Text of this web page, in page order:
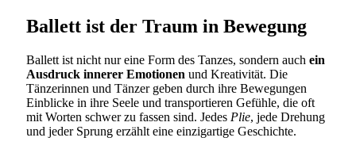
Ballett ist der Traum in Bewegung
Ballett ist nicht nur eine Form des Tanzes, sondern auch ein
Ausdruck innerer Emotionen und Kreativität. Die
Tänzerinnen und Tänzer geben durch ihre Bewegungen
Einblicke in ihre Seele und transportieren Gefühle, die oft
mit Worten schwer zu fassen sind. Jedes Plie, jede Drehung
und jeder Sprung erzählt eine einzigartige Geschichte.